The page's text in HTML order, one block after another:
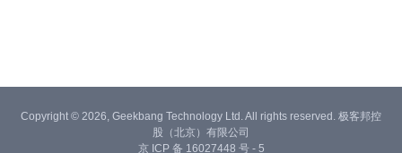
Copyright © 2026, Geekbang Technology Ltd. All rights reserved. 极客邦控
股（北京）有限公司
京 ICP 备 16027448 号 - 5